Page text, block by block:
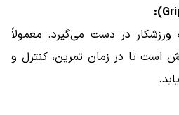
در دست می‌گیرد. معمولاً
است تا در زمان تمرین، کنترل و